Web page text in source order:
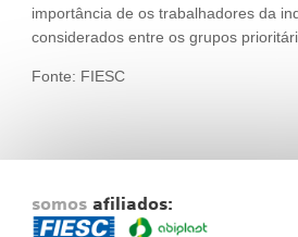
importância de os trabalhadores da
considerados entre os grupos
Fonte: FIESC
somos afiliados: